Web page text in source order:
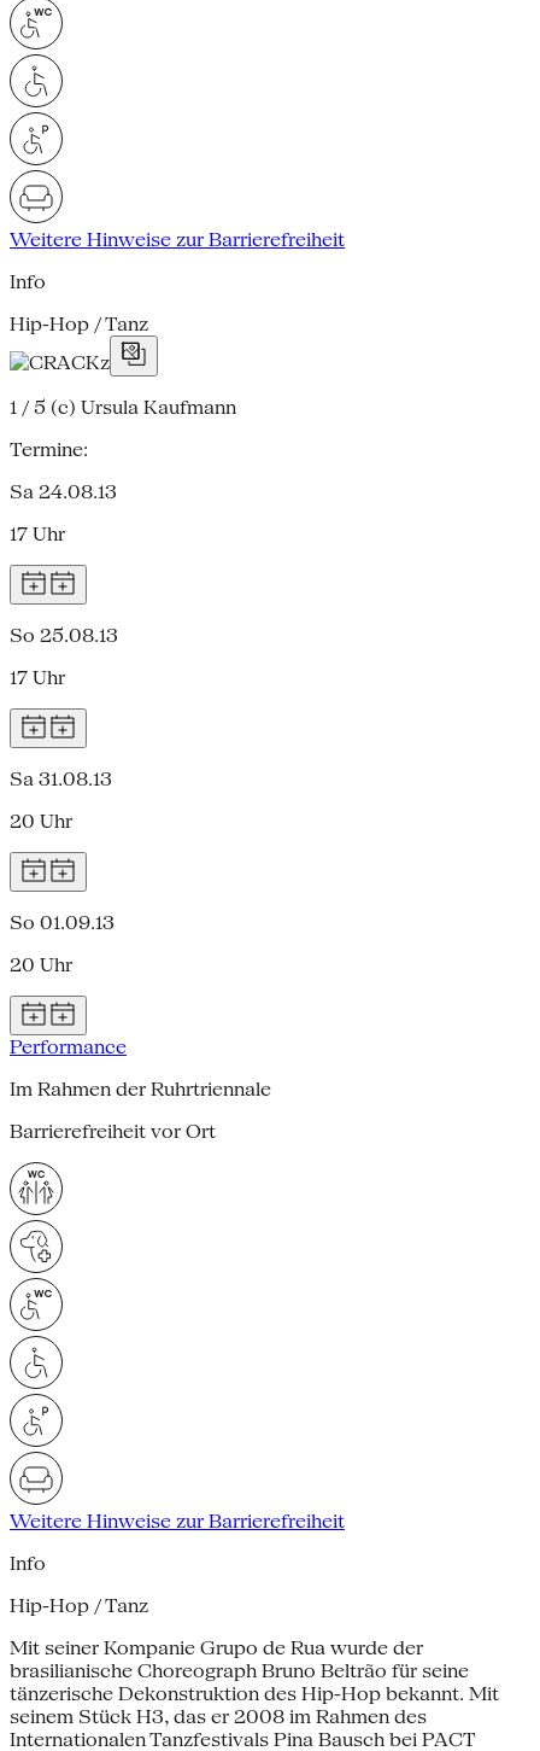
Weitere Hinweise zur Barrierefreiheit
Info
Hip-Hop / Tanz
1 / 5 (c) Ursula Kaufmann
Termine:
Sa 24.08.13
17 Uhr
So 25.08.13
17 Uhr
Sa 31.08.13
20 Uhr
So 01.09.13
20 Uhr
Performance
Im Rahmen der Ruhrtriennale
Barrierefreiheit vor Ort
Weitere Hinweise zur Barrierefreiheit
Info
Hip-Hop / Tanz
Mit seiner Kompanie Grupo de Rua wurde der
brasilianische Choreograph Bruno Beltrão für seine
tänzerische Dekonstruktion des Hip-Hop bekannt. Mit
seinem Stück H3, das er 2008 im Rahmen des
Internationalen Tanzfestivals Pina Bausch bei PACT